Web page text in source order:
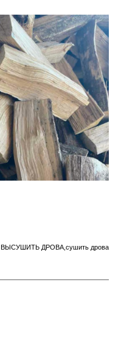
ВЫСУШИТЬ ДРОВА, сушить дрова